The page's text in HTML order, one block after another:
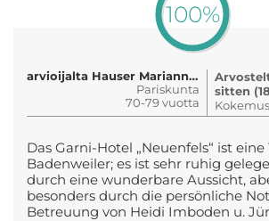
100%
arvioijalta Hauser Marianne u. Urs
Pariskunta
70-79 vuotta
sitten
Das Garni-Hotel „Neuenfels“ ist eine
Badenweiler; es ist sehr ruhig
durch eine wunderbare Aussicht,
besonders durch die persönliche
Betreuung von Heidi Imboden u.